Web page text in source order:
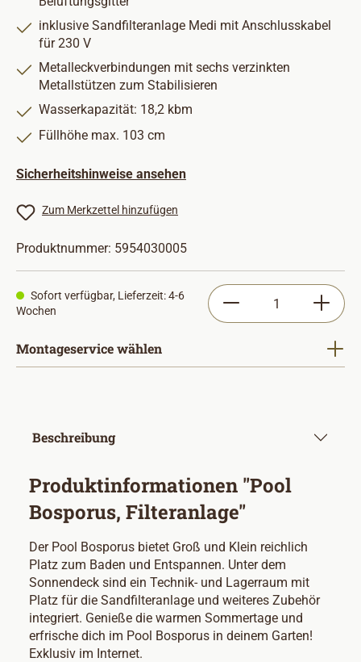
inklusive Sandfilteranlage Medi mit Anschlusskabel
für 230 V
Metalleckverbindungen mit sechs verzinkten
Metallstützen zum Stabilisieren
Wasserkapazität: 18,2 kbm
Füllhöhe max. 103 cm
Sicherheitshinweise ansehen
Zum Merkzettel hinzufügen
Produktnummer: 5954030005
Sofort verfügbar, Lieferzeit: 4-6
Wochen
Produkt Anzahl:
Montageservice wählen
Beschreibung
Produktinformationen "Pool
Bosporus, Filteranlage"
Der Pool Bosporus bietet Groß und Klein reichlich
Platz zum Baden und Entspannen. Unter dem
Sonnendeck sind ein Technik- und Lagerraum mit
Platz für die Sandfilteranlage und weiteres Zubehör
integriert. Genieße die warmen Sommertage und
erfrische dich im Pool Bosporus in deinem Garten!
Exklusiv im Internet.